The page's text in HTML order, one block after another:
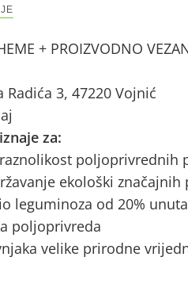
+ PROIZVODNO
Radića 3, 47220 Vojnić
za:
poljoprivrednih
ekološki značajnih
leguminoza od 20%
poljoprivreda
velike prirodne